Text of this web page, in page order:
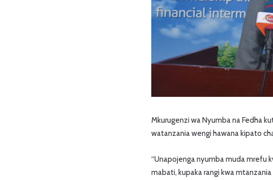
Mkurugenzi wa Nyumba na Fedha
watanzania wengi hawana kipato
“Unapojenga nyumba muda mrefu
mabati, kupaka rangi kwa